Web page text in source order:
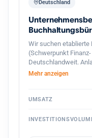
Deutschland
Wir suchen
(Schwerpunkt
Deutschlandweit.
Nachfolgemangel
Mehr anzeigen
UMSATZ